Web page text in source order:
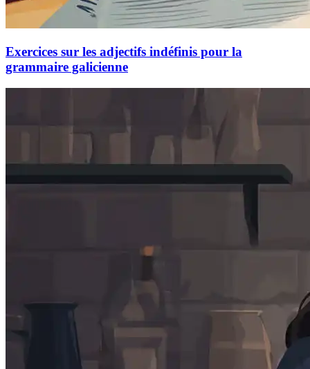
Exercices sur les adjectifs indéfinis pour la
grammaire galicienne